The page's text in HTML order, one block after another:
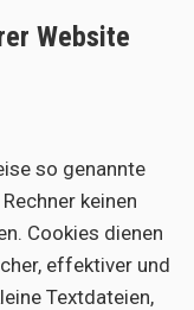
Website
so genannte
keinen
Cookies dienen
effektiver und
Textdateien,